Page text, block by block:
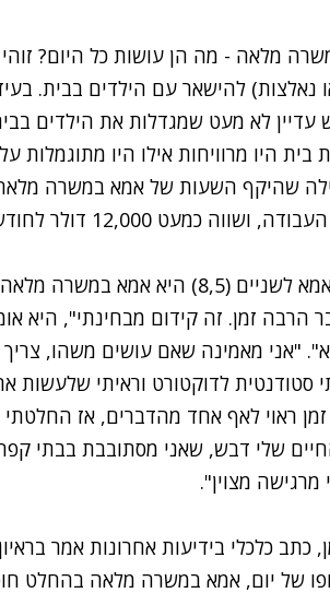
מלאה - מה הן עושות כל היום?
נאלצות) להישאר עם הילדים בבית.
עדיין לא מעט שמגדלות את הילדים
בית היו מרוויחות אילו היו מתוגמלות
כמעט 12,000 דולר לחודש. ומה בארץ?
סופי טני, אמא לשניים (8,5) היא
הרבה זמן. זה קידום מבחינתי", היא
"אני מאמינה שאם עושים משהו,
סטודנטית לדוקטורט וראיתי
ראוי לאף אחד מהדברים, אז החלטתי
שלי דבש, שאני מסתובבת בבתי
מרגישה מצוין".
כתב כלכלי בידיעות אחרונות אמר
של יום, אמא במשרה מלאה בהחלט